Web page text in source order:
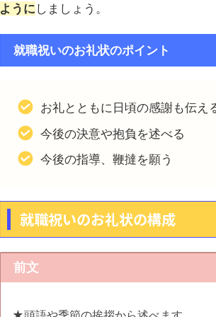
ように しましょう。
就職祝いのお礼状のポイント
お礼とともに日頃の感謝も伝え
今後の決意や抱負を述べる
今後の指導、鞭撻を願う
就職祝いのお礼状の構成
前文